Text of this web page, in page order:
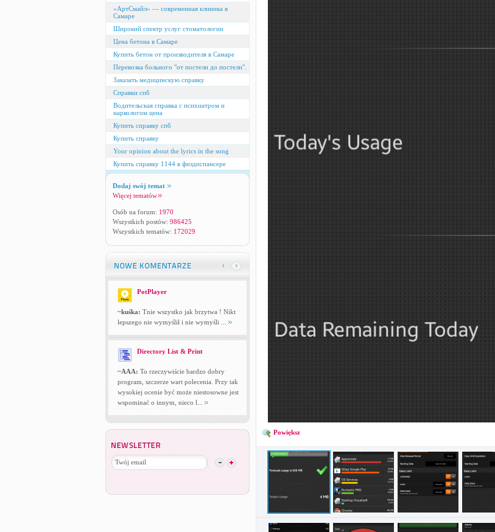
«АртСмайл» — современная клиника в
Самаре
Широкий спектр услуг стоматологии
Цена бетона в Самаре
Купить бетон от производителя в Самаре
Перевозка больного "от постели до постели".
Заказать медицинскую справку
Справки спб
Водительская справка с психиатром и
наркологом цена
Купить справку спб
Купить справку
Your opinion about the lyrics in the song
Купить справку 1144 в физдиспансере
Dodaj swój temat
Więcej tematów
Osób na forum: 1970
Wszystkich postów: 986425
Wszystkich tematów: 172029
PotPlayer
~kuśka: Tnie wszystko jak brzytwa ! Nikt
lepszego nie wymyślił i nie wymyśli ...
Directory List & Print
~AAA: To rzeczywiście bardzo dobry
program, szczerze wart polecenia. Przy tak
wysokiej ocenie być może niestosowne jest
wspominać o innym, nieco l...
Powiększ